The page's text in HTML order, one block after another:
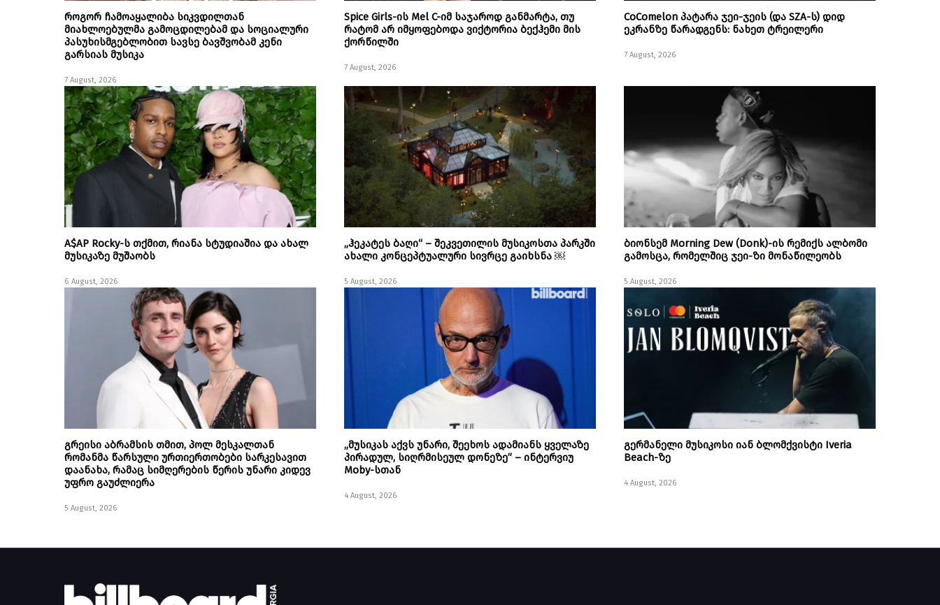
როგორ ჩამოაყალიბა სიკვდილთან
მიახლოებულმა გამოცდილებამ და სოციალური
პასუხისმგებლობით სავსე ბავშვობამ კენი
გარსიას მუსიკა
7 August, 2026
Spice Girls-ის Mel C-იმ საჯაროდ განმარტა, თუ
რატომ არ იმყოფებოდა ვიქტორია ბექჰემი მის
ქორწილში
7 August, 2026
CoComelon პატარა ჯეი-ჯეის (და SZA-ს) დიდ
ეკრანზე წარადგენს: ნახეთ ტრეილერი
7 August, 2026
A$AP Rocky-ს თქმით, რიანა სტუდიაშია და ახალ
მუსიკაზე მუშაობს
6 August, 2026
„ჰეკატეს ბაღი“ – შეკვეთილის მუსიკოსთა პარკში
ახალი კონცეპტუალური სივრცე გაიხსნა ￼
5 August, 2026
ბიონსემ Morning Dew (Donk)-ის რემიქს ალბომი
გამოსცა, რომელშიც ჯეი-ზი მონაწილეობს
5 August, 2026
გრეისი აბრამსის თმით, პოლ მესკალთან
რომანმა წარსული ურთიერთობები სარკესავით
დაანახა, რამაც სიმღერების წერის უნარი კიდევ
უფრო გაუძლიერა
5 August, 2026
„მუსიკას აქვს უნარი, შეეხოს ადამიანს ყველაზე
პირადულ, სიღრმისეულ დონეზე” – ინტერვიუ
Moby-სთან
4 August, 2026
გერმანელი მუსიკოსი იან ბლომქვისტი Iveria
Beach-ზე
4 August, 2026